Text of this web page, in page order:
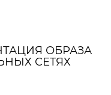
ОБРАЗА
СЕТЯХ